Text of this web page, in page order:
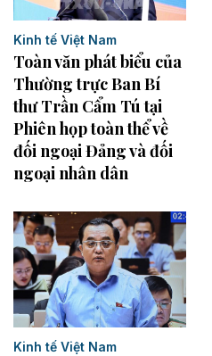
Kinh tế Việt Nam
Toàn văn phát biểu của
Thường trực Ban Bí
thư Trần Cẩm Tú tại
Phiên họp toàn thể về
đối ngoại Đảng và đối
ngoại nhân dân
Kinh tế Việt Nam